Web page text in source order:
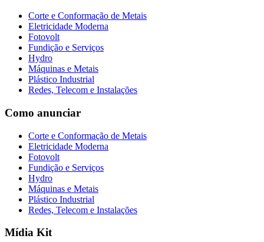
Corte e Conformação de Metais
Eletricidade Moderna
Fotovolt
Fundição e Serviços
Hydro
Máquinas e Metais
Plástico Industrial
Redes, Telecom e Instalações
Como anunciar
Corte e Conformação de Metais
Eletricidade Moderna
Fotovolt
Fundição e Serviços
Hydro
Máquinas e Metais
Plástico Industrial
Redes, Telecom e Instalações
Mídia Kit